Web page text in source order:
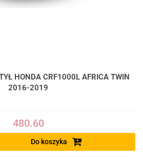
HONDA CRF1000L AFRICA TWIN
2016-2019
480.60
Do koszyka